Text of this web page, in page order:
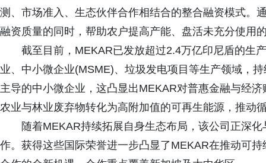
测、市场准入、生态伙伴合作相结合的整合融资模式。
融资质量的同时，帮助农户提高产能、盘活未充分使用
截至目前，MEKAR已发放超过2.4万亿印尼盾‌的生
业、中小微企业(MSME)、垃圾发电项目等生产领域，
主导的中小微企业，这凸显出MEKAR对普惠金融与经
农业与林业废弃物转化为高附加值的可再生能源，推动
随着MEKAR持续拓展自身生态布局，该公司正深
作。获得这些国际荣誉进一步凸显了MEKAR在推动可